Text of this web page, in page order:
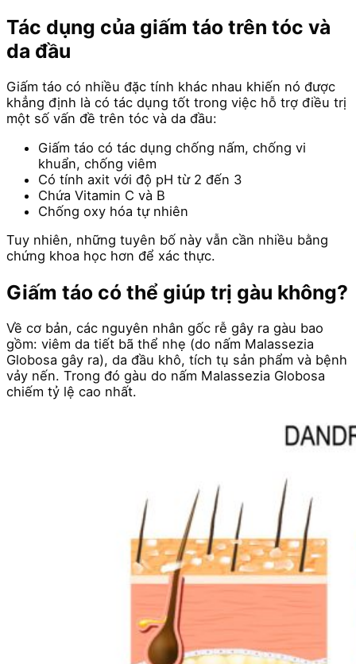
Tác dụng của giấm táo trên tóc và
da đầu
Giấm táo có nhiều đặc tính khác nhau khiến nó được
khẳng định là có tác dụng tốt trong việc hỗ trợ điều trị
một số vấn đề trên tóc và da đầu:
Giấm táo có tác dụng chống nấm, chống vi
khuẩn, chống viêm
Có tính axit với độ pH từ 2 đến 3
Chứa Vitamin C và B
Chống oxy hóa tự nhiên
Tuy nhiên, những tuyên bố này vẫn cần nhiều bằng
chứng khoa học hơn để xác thực.
Giấm táo có thể giúp trị gàu không?
Về cơ bản, các nguyên nhân gốc rễ gây ra gàu bao
gồm: viêm da tiết bã thể nhẹ (do nấm Malassezia
Globosa gây ra), da đầu khô, tích tụ sản phẩm và bệnh
vảy nến. Trong đó gàu do nấm Malassezia Globosa
chiếm tỷ lệ cao nhất.